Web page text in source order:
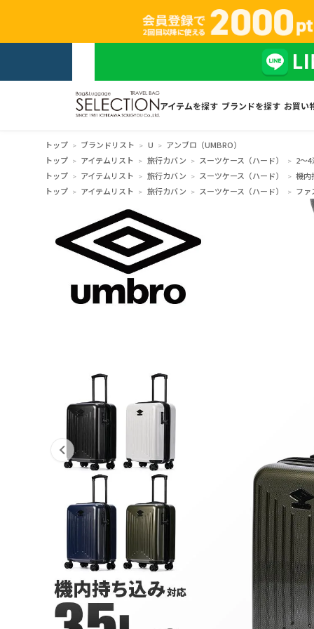
アイテムを探す ブランドを探す お買い
トップ ブランドリスト U
アンブロ（UMBRO）
トップ
アイテムリスト 旅行カバン スーツケース（ハード）
2～
トップ
アイテムリスト 旅行カバン スーツケース（ハード）
機内
トップ
アイテムリスト 旅行カバン スーツケース（ハード） ファ